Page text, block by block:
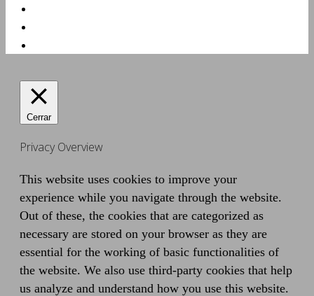
Cerrar
Privacy Overview
This website uses cookies to improve your
experience while you navigate through the website.
Out of these, the cookies that are categorized as
necessary are stored on your browser as they are
essential for the working of basic functionalities of
the website. We also use third-party cookies that help
us analyze and understand how you use this website.